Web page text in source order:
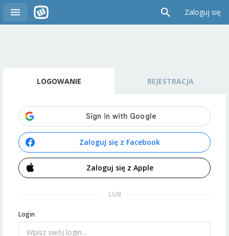
Zaloguj się
LOGOWANIE REJESTRACJA
Zaloguj się z Facebook
Zaloguj się z Apple
LUB
Login